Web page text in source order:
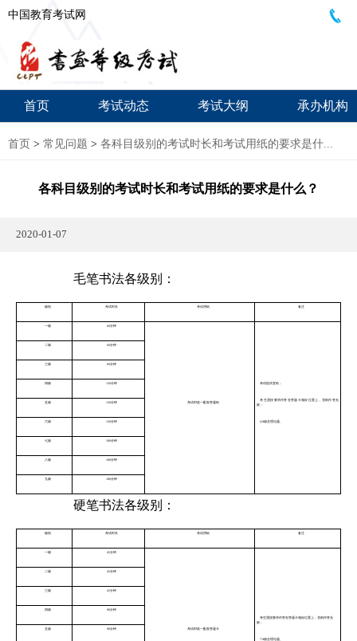
中国教育考试网
首页 考试动态 考试大纲 承办机构
首页 > 常见问题 > 各科目级别的考试时长和考试用纸的要求是什...
各科目级别的考试时长和考试用纸的要求是什么？
2020-01-07
毛笔书法各级别：
级别 考试时长 考试用纸 备注
一级 60分钟
考试时统一配发答题纸
考试提供宣纸；
考生需按要求作答在答题卡相应位置上，否则作答无
效；
4-9级含理论题。
二级 60分钟
三级 60分钟
四级 120分钟
五级 120分钟
六级 120分钟
七级 180分钟
八级 180分钟
九级 180分钟
硬笔书法各级别：
级别 考试时长 考试用纸 备注
一级 45分钟
考试时统一配发答题卡
考生需按要求作答在答题卡相应位置上，否则作答无
效；
7-9级含理论题。
二级 45分钟
三级 45分钟
四级 90分钟
五级 90分钟